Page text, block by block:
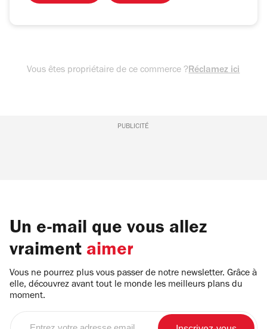
Vous êtes propriétaire de ce commerce ?Réclamez ici
PUBLICITÉ
Un e-mail que vous allez
vraiment aimer
Vous ne pourrez plus vous passer de notre newsletter. Grâce à
elle, découvrez avant tout le monde les meilleurs plans du
moment.